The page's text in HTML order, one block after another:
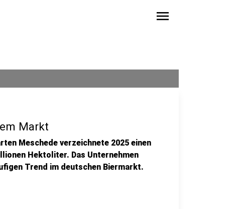
menu
Markt
Meschede verzeichnete 2025 einen
Hektoliter. Das Unternehmen
Trend im deutschen Biermarkt.